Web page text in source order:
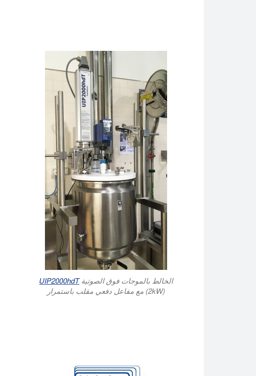
الخالط بالموجات فوق الصوتيةUIP2000hdT
(2kW) مع مفاعل دفعي مقلب باستمرار